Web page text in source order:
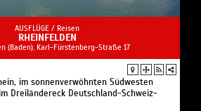
AUSFLÜGE / Reisen
RHEINFELDEN
(Baden), Karl-Fürstenberg-Straße 17
im sonnenverwöhnten Südwesten
Dreiländereck Deutschland-Schweiz-